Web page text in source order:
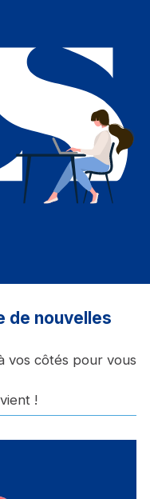
de nouvelles
vos côtés pour vous
!